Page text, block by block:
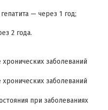
— через 1 год;
2 года.
заболеваний
заболеваний
при заболеваниях